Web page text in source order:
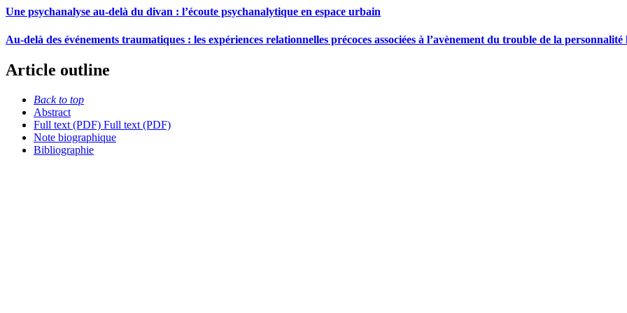
Une psychanalyse au-delà du divan : l’écoute psychanalytique en espace urbain
Au-delà des événements traumatiques : les expériences relationnelles précoces associées à l’avènement du trouble de la personnalité
Article outline
Back to top
Abstract
Full text (PDF) Full text (PDF)
Note biographique
Bibliographie